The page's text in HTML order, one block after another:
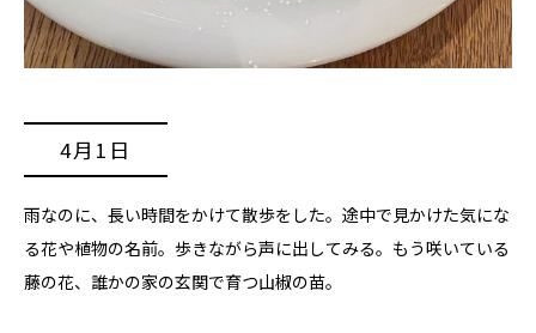
4月1日
雨なのに、長い時間をかけて散歩をした。途中で見かけた気にな
る花や植物の名前。歩きながら声に出してみる。もう咲いている
藤の花、誰かの家の玄関で育つ山椒の苗。